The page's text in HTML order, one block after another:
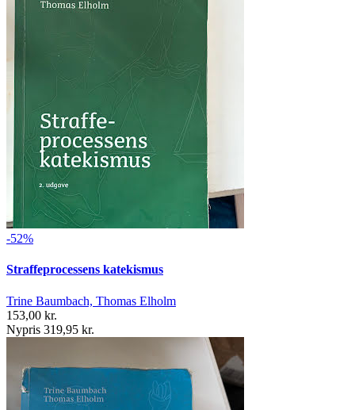
-52%
Straffeprocessens katekismus
Trine Baumbach, Thomas Elholm
153,00 kr.
Nypris 319,95 kr.